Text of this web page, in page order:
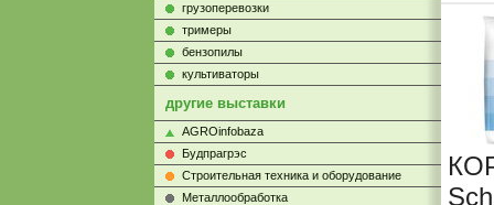
грузоперевозки
тримеры
бензопилы
культиваторы
другие выставки
AGROinfobaza
Будпрагрэс
Строительная техника и оборудование
Металлообработка